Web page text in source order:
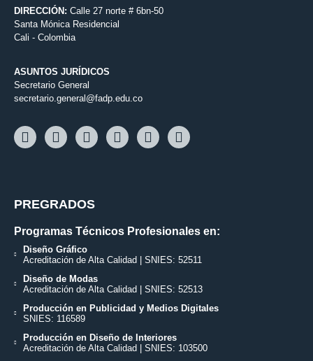
DIRECCIÓN: Calle 27 norte # 6bn-50
Santa Mónica Residencial
Cali - Colombia
ASUNTOS JURÍDICOS
Secretario General
secretario.general@fadp.edu.co
PREGRADOS
Programas Técnicos Profesionales en:
Diseño Gráfico
Acreditación de Alta Calidad | SNIES: 52511
Diseño de Modas
Acreditación de Alta Calidad | SNIES: 52513
Producción en Publicidad y Medios Digitales
SNIES: 116589
Producción en Diseño de Interiores
Acreditación de Alta Calidad | SNIES: 103500